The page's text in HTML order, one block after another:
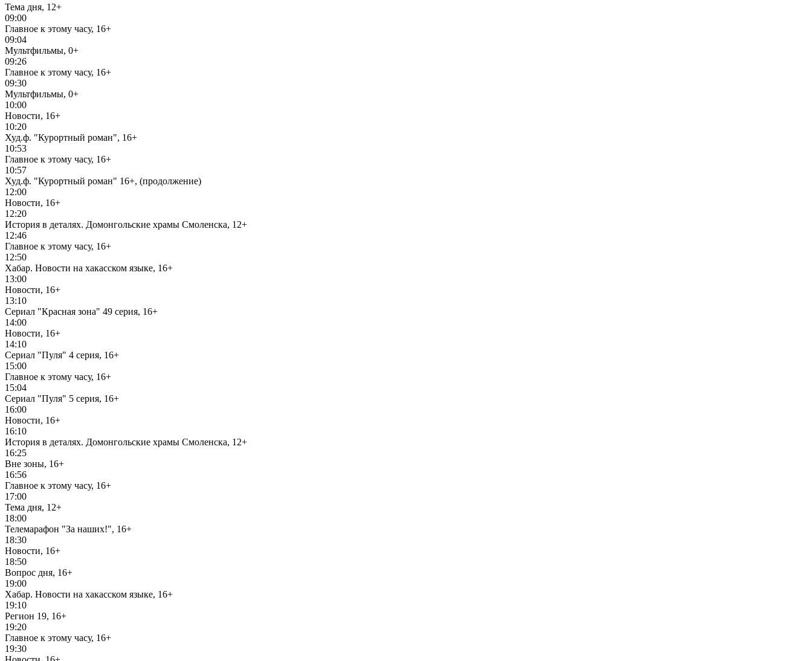
Тема дня, 12+
09:00
Главное к этому часу, 16+
09:04
Мультфильмы, 0+
09:26
Главное к этому часу, 16+
09:30
Мультфильмы, 0+
10:00
Новости, 16+
10:20
Худ.ф. "Курортный роман", 16+
10:53
Главное к этому часу, 16+
10:57
Худ.ф. "Курортный роман" 16+, (продолжение)
12:00
Новости, 16+
12:20
История в деталях. Домонгольские храмы Смоленска, 12+
12:46
Главное к этому часу, 16+
12:50
Хабар. Новости на хакасском языке, 16+
13:00
Новости, 16+
13:10
Сериал "Красная зона" 49 серия, 16+
14:00
Новости, 16+
14:10
Сериал "Пуля" 4 серия, 16+
15:00
Главное к этому часу, 16+
15:04
Сериал "Пуля" 5 серия, 16+
16:00
Новости, 16+
16:10
История в деталях. Домонгольские храмы Смоленска, 12+
16:25
Вне зоны, 16+
16:56
Главное к этому часу, 16+
17:00
Тема дня, 12+
18:00
Телемарафон "За наших!", 16+
18:30
Новости, 16+
18:50
Вопрос дня, 16+
19:00
Хабар. Новости на хакасском языке, 16+
19:10
Регион 19, 16+
19:20
Главное к этому часу, 16+
19:30